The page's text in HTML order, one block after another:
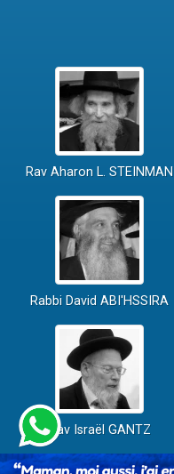
Rav Aharon L. STEINMAN
Rabbi David ABI'HSSIRA
Rav Israël GANTZ